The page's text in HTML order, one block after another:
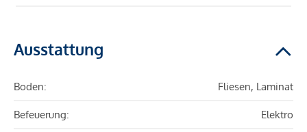
Ausstattung
Boden: Fliesen, Laminat
Befeuerung: Elektro